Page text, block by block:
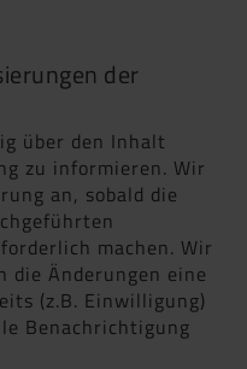
der
über den Inhalt
zu informieren. Wir
an, sobald die
machen. Wir
die Änderungen eine
(z.B. Einwilligung)
Benachrichtigung